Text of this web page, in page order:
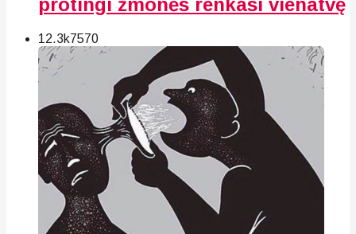
protingi žmonės renkasi vienatvę
12.3k7570